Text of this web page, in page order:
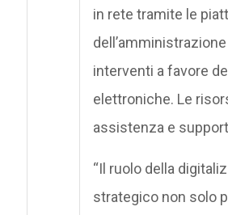
in rete tramite le
interventi a favore
elettroniche. Le
assistenza e
“Il ruolo della
strategico non solo